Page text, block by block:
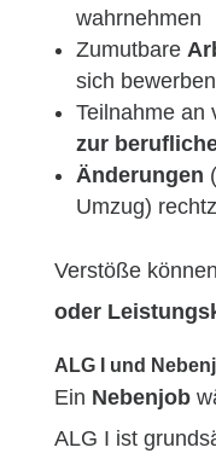
wahrnehmen
Zumutbare
sich bewerben
Teilnahme an
zur
Änderungen
Umzug)
Verstöße
oder
ALG I und
Ein Nebenjob
ALG I ist